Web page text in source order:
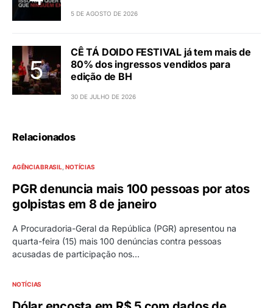
5 DE AGOSTO DE 2026
CÊ TÁ DOIDO FESTIVAL já tem mais de
80% dos ingressos vendidos para
edição de BH
30 DE JULHO DE 2026
Relacionados
AGÊNCIA BRASIL NOTÍCIAS
PGR denuncia mais 100 pessoas por atos
golpistas em 8 de janeiro
A Procuradoria-Geral da República (PGR) apresentou na
quarta-feira (15) mais 100 denúncias contra pessoas
acusadas de participação nos…
NOTÍCIAS